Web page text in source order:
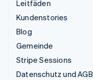
Leitfäden
Kundenstories
Blog
Gemeinde
Stripe Sessions
Datenschutz und AGB